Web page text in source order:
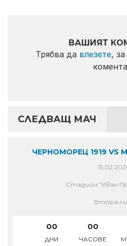
ВАШИЯТ
Трябва да влезете,
СЛЕДВАЩ МАЧ
ЧЕРНОМОРЕЦ 1919 VS
Стадион "Иван
Втора
00
ДНИ
00
ЧАСОВЕ